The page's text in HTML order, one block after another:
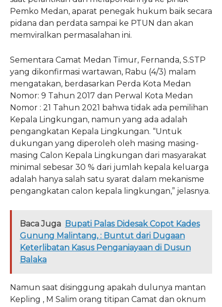
Pemko Medan, aparat penegak hukum baik secara
pidana dan perdata sampai ke PTUN dan akan
memviralkan permasalahan ini.
Sementara Camat Medan Timur, Fernanda, S.STP
yang dikonfirmasi wartawan, Rabu (4/3) malam
mengatakan, berdasarkan Perda Kota Medan
Nomor: 9 Tahun 2017 dan Perwal Kota Medan
Nomor : 21 Tahun 2021 bahwa tidak ada pemilihan
Kepala Lingkungan, namun yang ada adalah
pengangkatan Kepala Lingkungan. “Untuk
dukungan yang diperoleh oleh masing masing-
masing Calon Kepala Lingkungan dari masyarakat
minimal sebesar 30 % dari jumlah kepala keluarga
adalah hanya salah satu syarat dalam mekanisme
pengangkatan calon kepala lingkungan,” jelasnya.
Baca Juga Bupati Palas Didesak Copot Kades
Gunung Malintang, : Buntut dari Dugaan
Keterlibatan Kasus Penganiayaan di Dusun
Balaka
Namun saat disinggung apakah dulunya mantan
Kepling , M Salim orang titipan Camat dan oknum